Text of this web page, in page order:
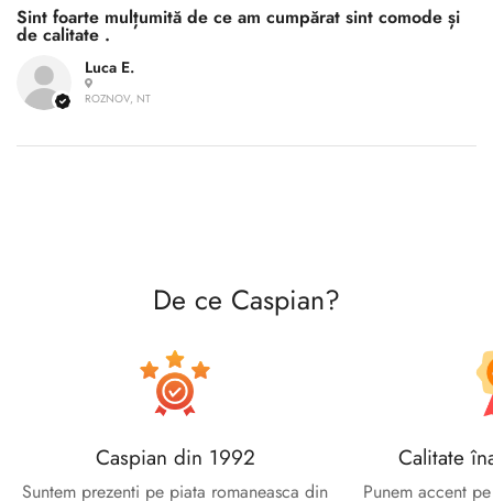
Luca E.
ROZNOV, NT
Sint foarte mulțumită de ce am cumpărat sint comode și
de calitate .
De ce Caspian?
Caspian din 1992
Suntem prezenti pe piata romaneasca din
Calitate
Punem accent
Confirm your age
Are you 18 years old or older?